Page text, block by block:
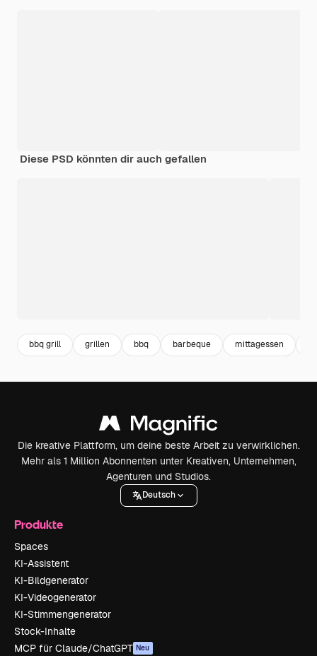
Diese PSD könnten dir auch gefallen
bbq grill grillen bbq barbeque mittagessen
Die kreative Plattform, um deine beste Arbeit zu verwirklichen.
Mehr als 1 Million Abonnenten unter Kreativen, Unternehmen,
Agenturen und Studios.
Deutsch
Produkte
Spaces
KI-Assistent
KI-Bildgenerator
KI-Videogenerator
KI-Stimmengenerator
Stock-Inhalte
MCP für Claude/ChatGPT Neu